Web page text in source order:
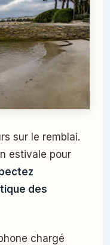
sur le remblai.
estivale pour
des
chargé